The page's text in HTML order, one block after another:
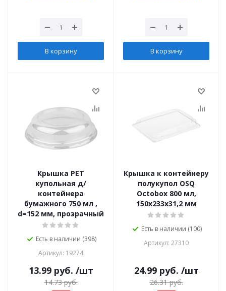
В корзину В корзину
Крышка PET
купольная д/
контейнера
бумажного 750 мл ,
d=152 мм, прозрачный
Есть в наличии (398)
Артикул: 19274
13.99руб. /шт
14.73руб.
Крышка к контейнеру
полукупол OSQ
Octobox 800 мл,
150х233х31,2 мм
Есть в наличии (100)
Артикул: 27310
24.99руб. /шт
26.31руб.